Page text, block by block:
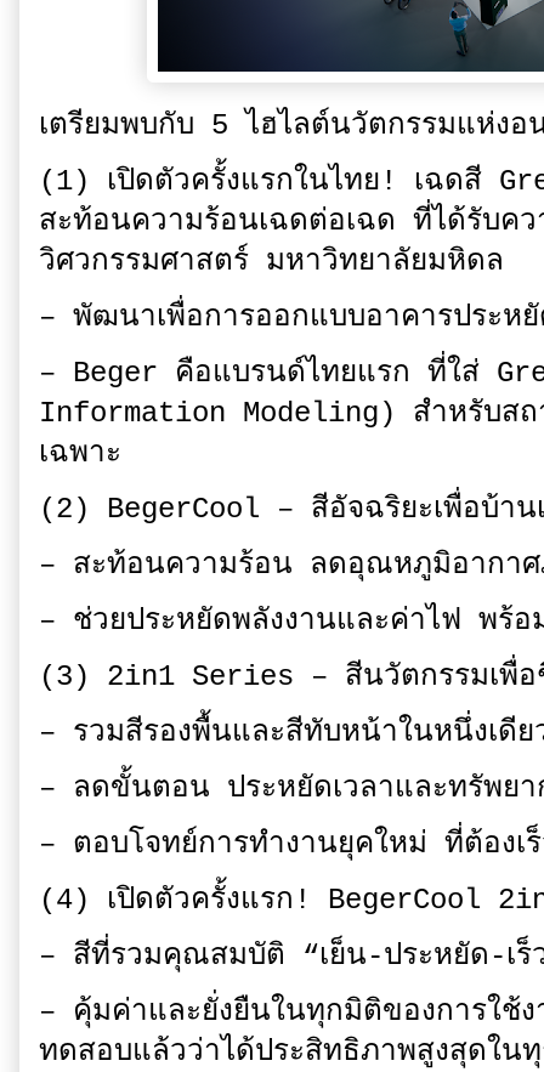
เตรียมพบกับ 5 ไฮไลต์นวัตกรรมแห่ง
(1) เปิดตัวครั้งแรกในไทย! เฉดสี
สะท้อนความร้อนเฉดต่อเฉด ที่ได้รับค
วิศวกรรมศาสตร์ มหาวิทยาลัยมหิดล
– พัฒนาเพื่อการออกแบบอาคารประหยั
– Beger คือแบรนด์ไทยแรก ที่ใส่
Information Modeling) สำหรับสถ
เฉพาะ
(2) BegerCool – สีอัจฉริยะเพื่อบ้าน
– สะท้อนความร้อน ลดอุณหภูมิอากาศ
– ช่วยประหยัดพลังงานและค่าไฟ พร้อ
(3) 2in1 Series – สีนวัตกรรมเพื่อ
– รวมสีรองพื้นและสีทับหน้าในหนึ่งเดีย
– ลดขั้นตอน ประหยัดเวลาและทรัพยา
– ตอบโจทย์การทำงานยุคใหม่ ที่ต้อง
(4) เปิดตัวครั้งแรก! BegerCool
– สีที่รวมคุณสมบัติ “เย็น-ประหยัด-เร็
– คุ้มค่าและยั่งยืนในทุกมิติของการใช้
ทดสอบแล้วว่าได้ประสิทธิภาพสูงสุดใ